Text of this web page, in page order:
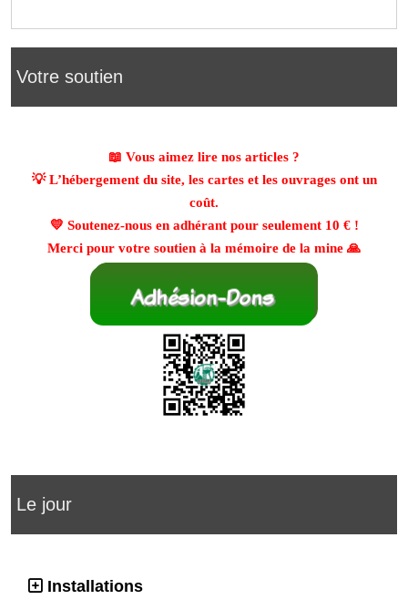
Votre soutien
📖 Vous aimez lire nos articles ?
💡 L’hébergement du site, les cartes et les ouvrages ont un
coût.
💛 Soutenez-nous en adhérant pour seulement 10 €!
Merci pour votre soutien à la mémoire de la mine 🙏
Le jour
Installations